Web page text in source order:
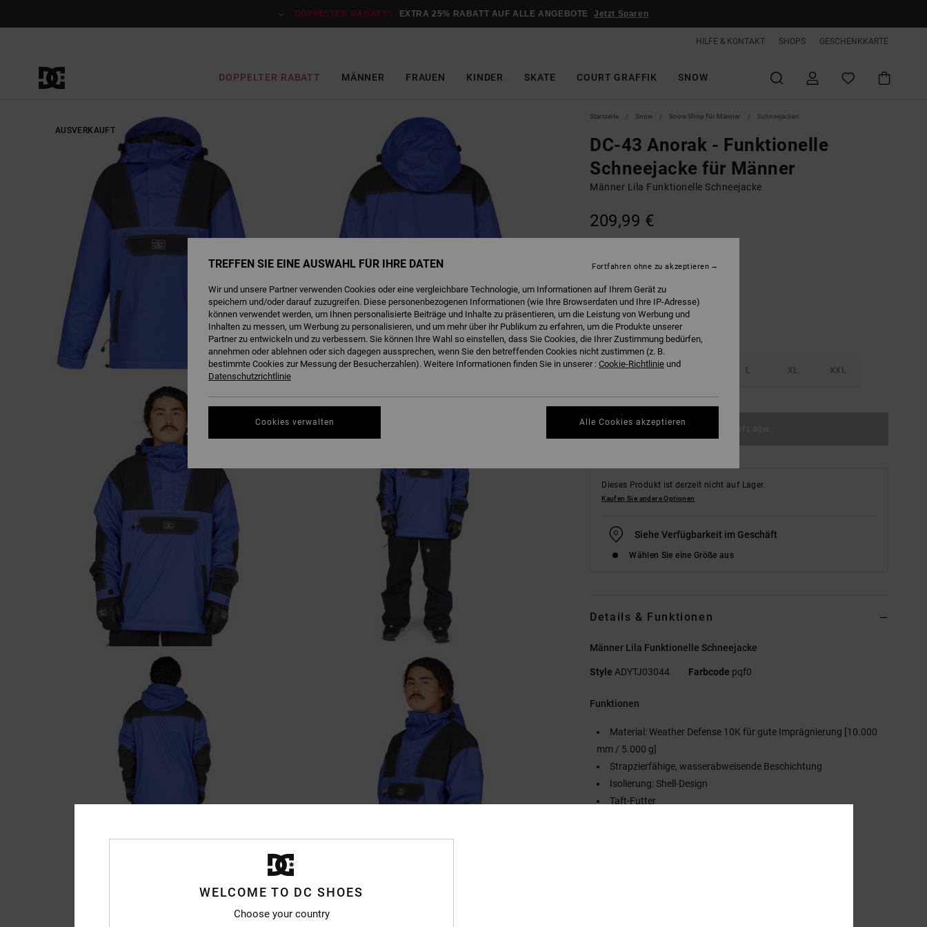
DOPPELTER RABATT*: EXTRA 25% RABATT AUF ALLE ANGEBOTE Jetzt Sparen
HILFE & KONTAKT SHOPS GESCHENKKARTE
DOPPELTER RABATT MÄNNER FRAUEN KINDER SKATE COURT GRAFFIK SNOW
AUSVERKAUFT
Startseite Snow Snow Shop für Männer Schneejacken
DC-43 Anorak - Funktionelle
Schneejacke für Männer
Männer Lila Funktionelle Schneejacke
209,99 €
FarbeRoyal Blue
XS S L XL XXL
Dieses Produkt ist derzeit nicht auf Lager.
Kaufen Sie andere Optionen
Siehe Verfügbarkeit im Geschäft
Wählen Sie eine Größe aus
Details & Funktionen
Männer Lila Funktionelle Schneejacke
Style ADYTJ03044 Farbcode pqf0
Funktionen
Material: Weather Defense 10K für gute Imprägnierung [10.000
mm / 5.000 g]
Strapzierfähige, wasserabweisende Beschichtung
Isolierung: Shell-Design
Taft-Futter
WELCOME TO DC SHOES
Choose your country
TREFFEN SIE EINE AUSWAHL FÜR IHRE DATEN
Wir und unsere Partner verwenden Cookies oder eine vergleichbare Technologie, um Informationen auf Ihrem Gerät zu
speichern und/oder darauf zuzugreifen. Diese personenbezogenen Informationen (wie Ihre Browserdaten und Ihre IP-Adresse)
können verwendet werden, um Ihnen personalisierte Beiträge und Inhalte zu präsentieren, um die Leistung von Werbung und
Inhalten zu messen, um Werbung zu personalisieren, und um mehr über ihr Publikum zu erfahren, um die Produkte unserer
Partner zu entwickeln und zu verbessern. Sie können Ihre Wahl so einstellen, dass Sie Cookies, die Ihrer Zustimmung bedürfen,
annehmen oder ablehnen oder sich dagegen aussprechen, wenn Sie den betreffenden Cookies nicht zustimmen (z. B.
bestimmte Cookies zur Messung der Besucherzahlen). Weitere Informationen finden Sie in unserer : Cookie-Richtlinie und
Datenschutzrichtlinie
Cookies verwalten
Fortfahren ohne zu akzeptieren
Alle Cookies akzeptieren